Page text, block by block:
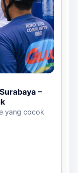
–
yang cocok